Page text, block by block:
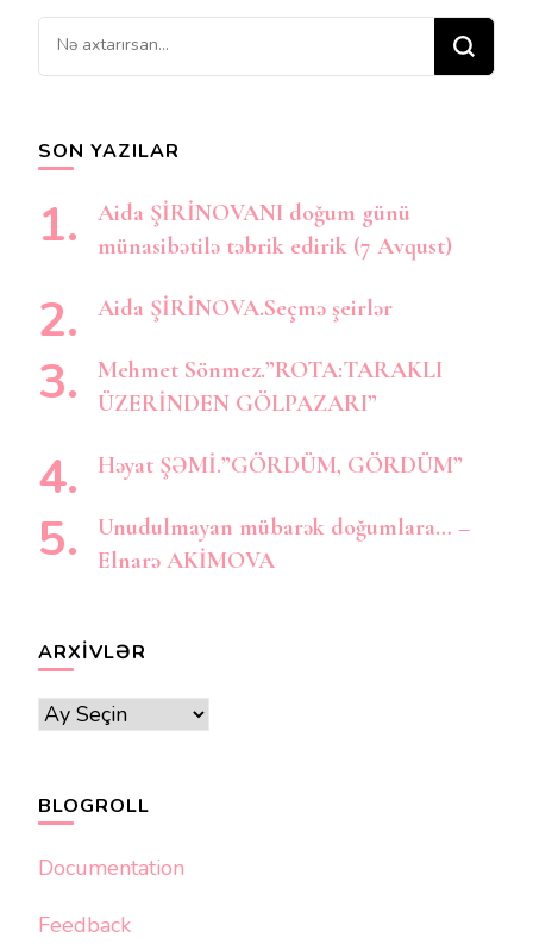
Bir
şey
SON YAZILAR
Aida ŞİRİNOVANI doğum günü
münasibətilə təbrik edirik (7 Avqust)
Aida ŞİRİNOVA.Seçmə şeirlər
Mehmet Sönmez.”ROTA:TARAKLI
ÜZERİNDEN GÖLPAZARI”
Həyat ŞƏMİ.”GÖRDÜM, GÖRDÜM”
Unudulmayan mübarək doğumlara… –
Elnarə AKİMOVA
ARXIVLƏR
Arxivlər
BLOGROLL
Documentation
Feedback